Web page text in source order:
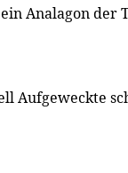
Analagon der
Aufgeweckte